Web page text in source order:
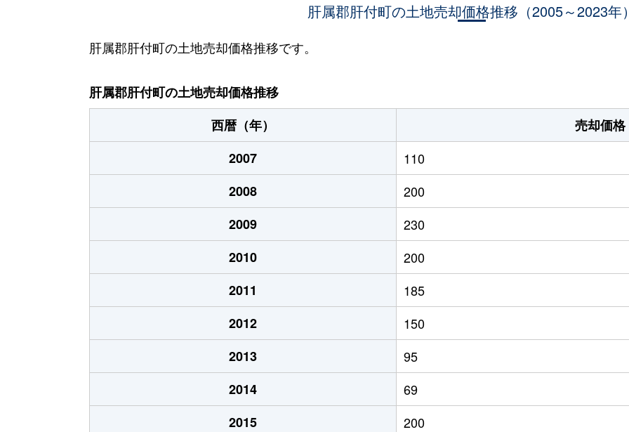
- 960m² 1,000円
肝属郡肝付町の土地売却価格推移（2005～2023年）
肝属郡肝付町の土地売却価格推移です。
肝属郡肝付町の土地売却価格推移
西暦（年）
売却価格
2007
110
2008
200
2009
230
2010
200
2011
185
2012
150
2013
95
2014
69
2015
200